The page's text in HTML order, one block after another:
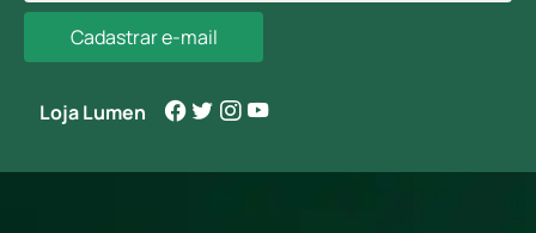
Cadastrar e-mail
Loja Lumen